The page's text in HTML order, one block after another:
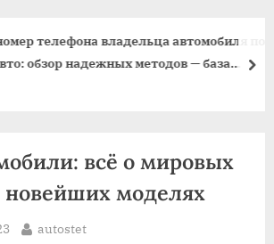
телефона владельца автомобиля по
обзор надежных методов — база
сервисы, боты в Telegram, мобильные
всё о мировых
новейших моделях
By
autostet